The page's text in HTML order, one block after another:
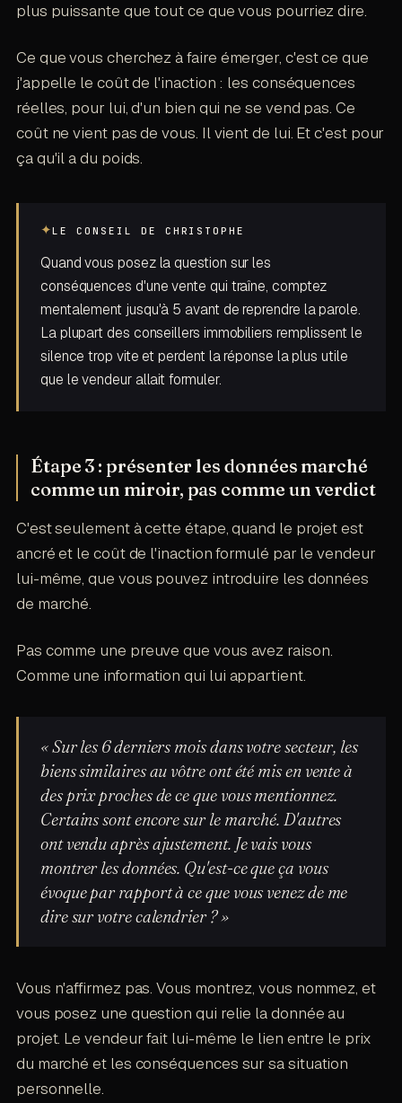
plus puissante que tout ce que vous pourriez dire.
Ce que vous cherchez à faire émerger, c'est ce que
j'appelle le coût de l'inaction : les conséquences
réelles, pour lui, d'un bien qui ne se vend pas. Ce
coût ne vient pas de vous. Il vient de lui. Et c'est pour
ça qu'il a du poids.
✦LE CONSEIL DE CHRISTOPHE
Quand vous posez la question sur les
conséquences d'une vente qui traîne, comptez
mentalement jusqu'à 5 avant de reprendre la parole.
La plupart des conseillers immobiliers remplissent le
silence trop vite et perdent la réponse la plus utile
que le vendeur allait formuler.
Étape 3 : présenter les données marché
comme un miroir, pas comme un verdict
C'est seulement à cette étape, quand le projet est
ancré et le coût de l'inaction formulé par le vendeur
lui-même, que vous pouvez introduire les données
de marché.
Pas comme une preuve que vous avez raison.
Comme une information qui lui appartient.
« Sur les 6 derniers mois dans votre secteur, les
biens similaires au vôtre ont été mis en vente à
des prix proches de ce que vous mentionnez.
Certains sont encore sur le marché. D'autres
ont vendu après ajustement. Je vais vous
montrer les données. Qu'est-ce que ça vous
évoque par rapport à ce que vous venez de me
dire sur votre calendrier ? »
Vous n'affirmez pas. Vous montrez, vous nommez, et
vous posez une question qui relie la donnée au
projet. Le vendeur fait lui-même le lien entre le prix
du marché et les conséquences sur sa situation
personnelle.